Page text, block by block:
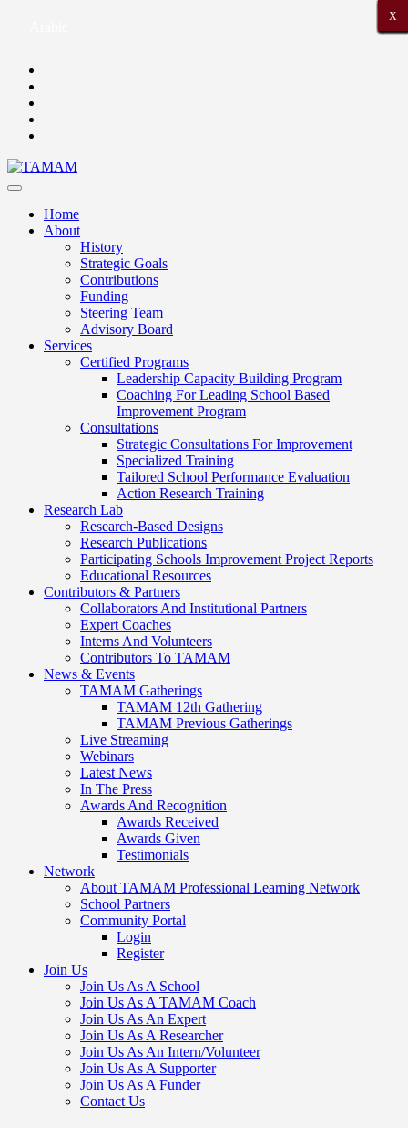
Home
About
History
Strategic Goals
Contributions
Funding
Steering Team
Advisory Board
Services
Certified Programs
Leadership Capacity Building Program
Coaching For Leading School Based
Improvement Program
Consultations
Strategic Consultations For Improvement
Specialized Training
Tailored School Performance Evaluation
Action Research Training
Research Lab
Research-Based Designs
Research Publications
Participating Schools Improvement Project Reports
Educational Resources
Contributors & Partners
Collaborators And Institutional Partners
Expert Coaches
Interns And Volunteers
Contributors To TAMAM
News & Events
TAMAM Gatherings
TAMAM 12th Gathering
TAMAM Previous Gatherings
Live Streaming
Webinars
Latest News
In The Press
Awards And Recognition
Awards Received
Awards Given
Testimonials
Network
About TAMAM Professional Learning Network
School Partners
Community Portal
Login
Register
Join Us
Join Us As A School
Join Us As A TAMAM Coach
Join Us As An Expert
Join Us As A Researcher
Join Us As An Intern/Volunteer
Join Us As A Supporter
Join Us As A Funder
Contact Us
X
X
X
X
X
X
X
X
X
X
X
X
X
X
X
X
X
X
X
X
X